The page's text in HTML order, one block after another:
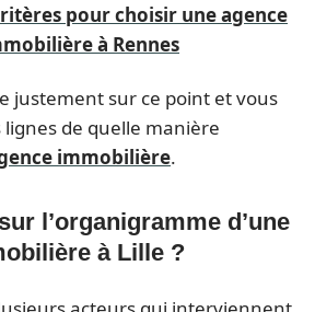
pour choisir une agence
à Rennes
justement sur ce point et vous
de quelle manière
immobilière.
l’organigramme d’une
à Lille ?